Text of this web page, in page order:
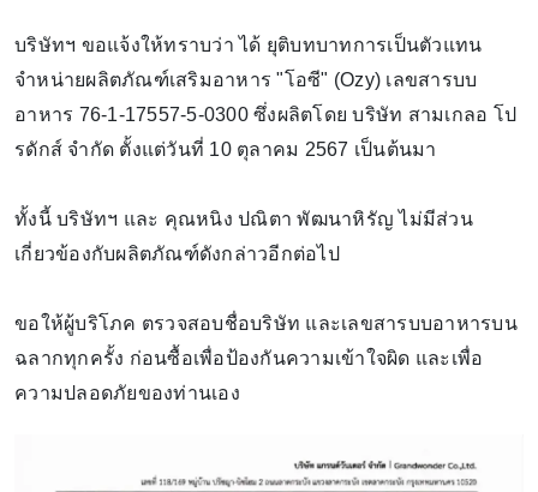
บริษัทฯ ขอแจ้งให้ทราบว่า ได้ ยุติบทบาทการเป็นตัวแทน
จำหน่ายผลิตภัณฑ์เสริมอาหาร "โอซี" (Ozy) เลขสารบบ
อาหาร 76-1-17557-5-0300 ซึ่งผลิตโดย บริษัท สามเกลอ โป
รดักส์ จำกัด ตั้งแต่วันที่ 10 ตุลาคม 2567 เป็นต้นมา
ทั้งนี้ บริษัทฯ และ คุณหนิง ปณิตา พัฒนาหิรัญ ไม่มีส่วน
เกี่ยวข้องกับผลิตภัณฑ์ดังกล่าวอีกต่อไป
ขอให้ผู้บริโภค ตรวจสอบชื่อบริษัท และเลขสารบบอาหารบน
ฉลากทุกครั้ง ก่อนซื้อเพื่อป้องกันความเข้าใจผิด และเพื่อ
ความปลอดภัยของท่านเอง